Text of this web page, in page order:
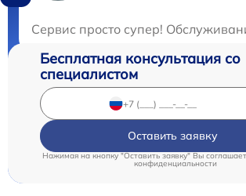
Сервис просто супер!
Бесплатная консультация со
специалистом
Оставить заявку
Нажимая на кнопку "Оставить заявку" Вы
конфиденциальности